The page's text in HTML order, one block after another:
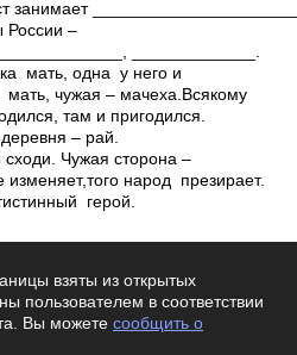
взяты из открытых
пользователем в соответствии
Вы можете сообщить о